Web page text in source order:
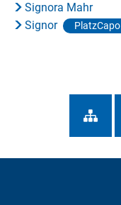
Signora Mahr
Signor
PlatzCapo